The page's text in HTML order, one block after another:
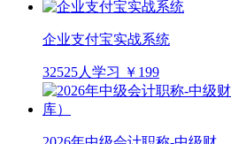
企业支付宝实战系统
32525人学习 ￥199